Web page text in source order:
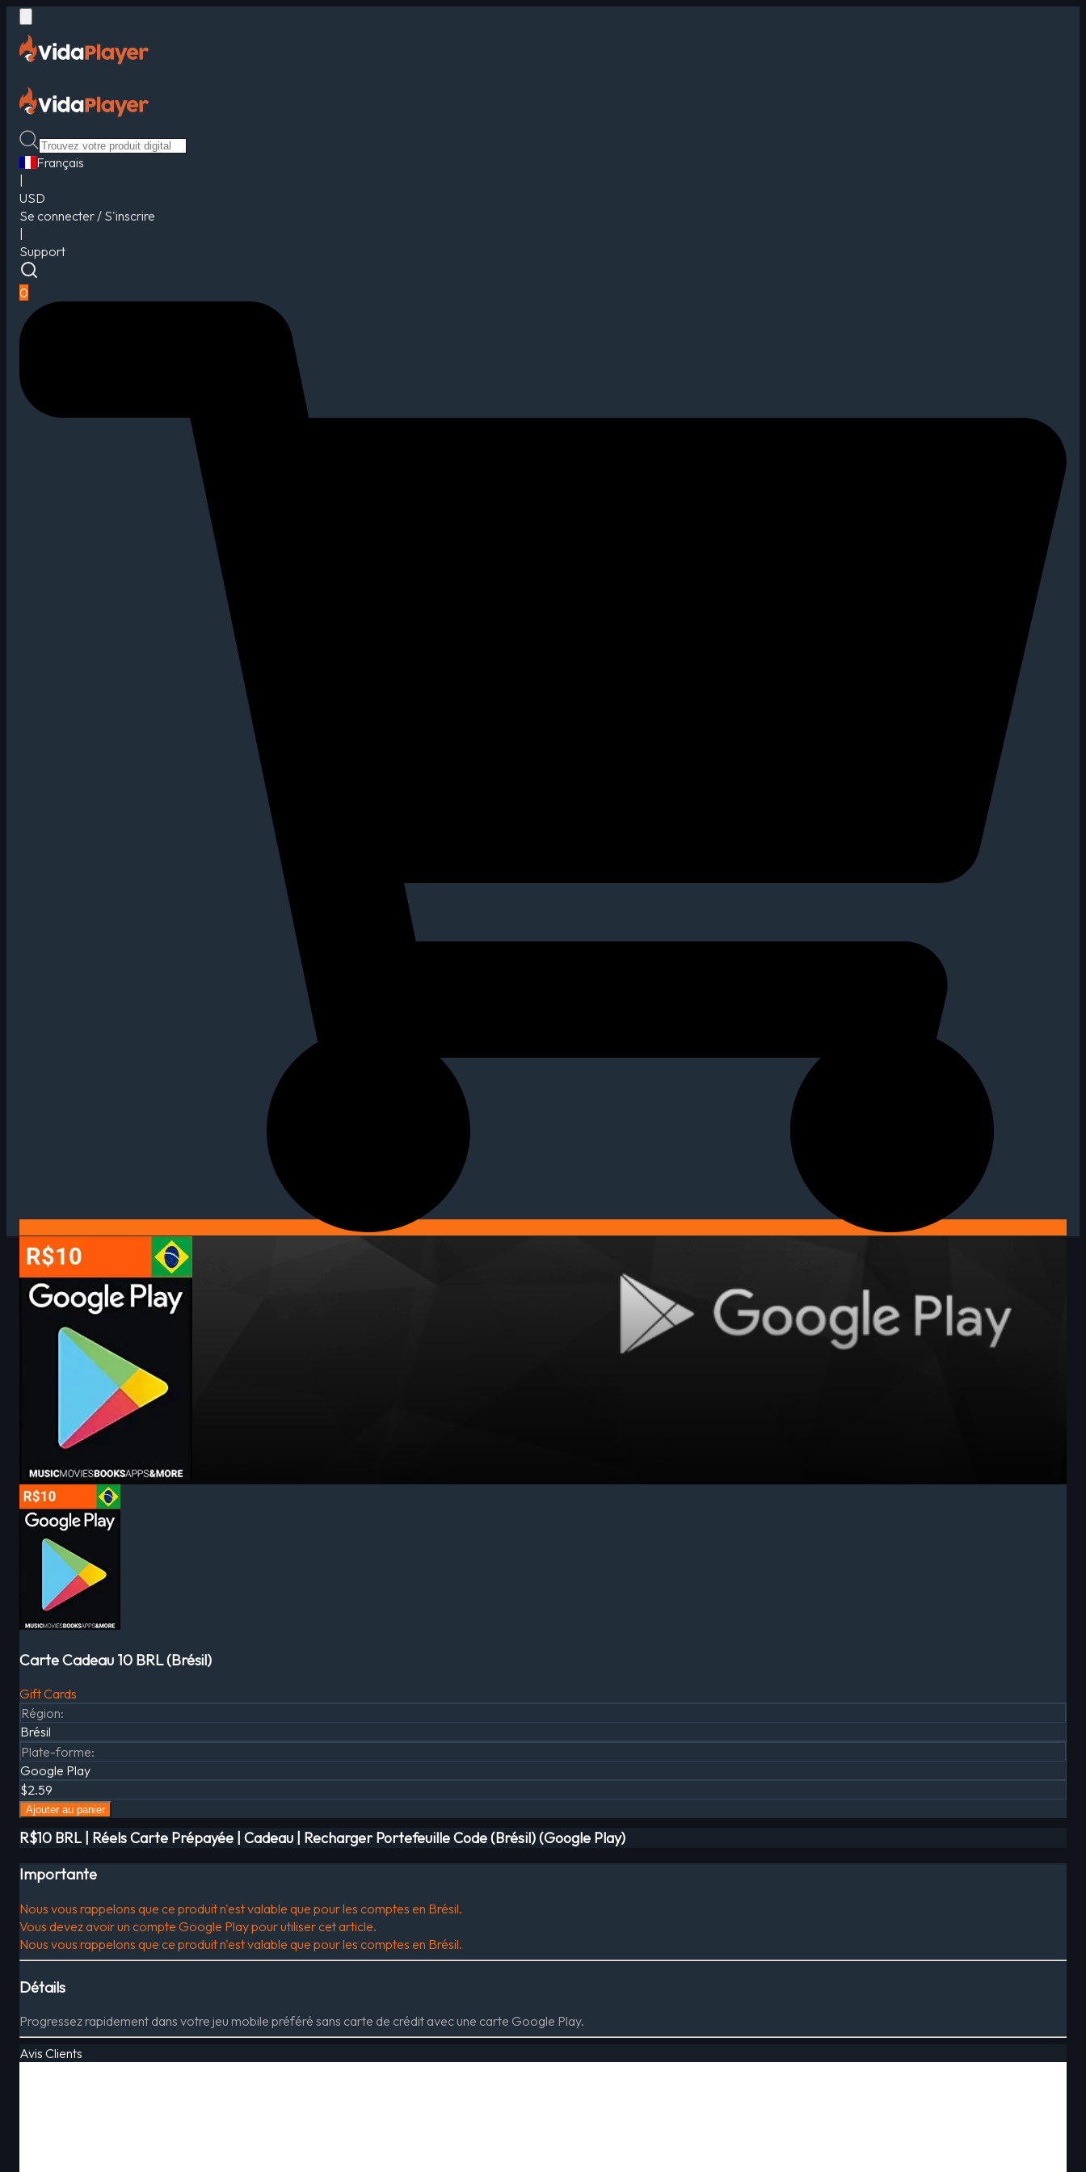
Français
USD
Se connecter / S'inscrire
Support
0
Carte Cadeau 10 BRL (Brésil)
Gift Cards
Région:
Brésil
Plate-forme:
Google Play
$2.59
Ajouter au panier
R$10 BRL | Réels Carte Prépayée | Cadeau | Recharger Portefeuille Code (Brésil) (Google Play)
Importante
Nous vous rappelons que ce produit n'est valable que pour les comptes en Brésil.
Vous devez avoir un compte Google Play pour utiliser cet article.
Nous vous rappelons que ce produit n'est valable que pour les comptes en Brésil.
Détails
Progressez rapidement dans votre jeu mobile préféré sans carte de crédit avec une carte Google Play.
Avis Clients